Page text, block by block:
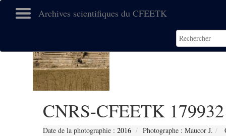
Archives scientifiques du CFEETK
CNRS-CFEETK 179932
Date de la photographie : 2016 Photographe : Maucor J.